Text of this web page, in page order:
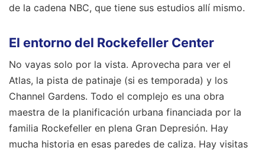
de la cadena NBC, que tiene sus estudios allí mismo.
El entorno del Rockefeller Center
No vayas solo por la vista. Aprovecha para ver el
Atlas, la pista de patinaje (si es temporada) y los
Channel Gardens. Todo el complejo es una obra
maestra de la planificación urbana financiada por la
familia Rockefeller en plena Gran Depresión. Hay
mucha historia en esas paredes de caliza. Hay visitas